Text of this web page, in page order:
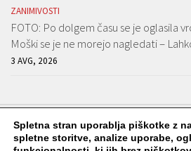
ZANIMIVOSTI
FOTO: Po dolgem času se je oglasila
Moški se je ne morejo nagledati –
3 AVG, 2026
Spletna stran uporablja piškotke z
spletne storitve, analize uporabe,